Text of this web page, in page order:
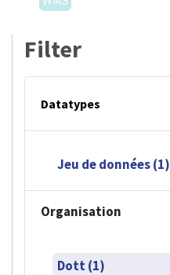
Filter
Datatypes
Jeu de données (1)
Organisation
Dott (1)